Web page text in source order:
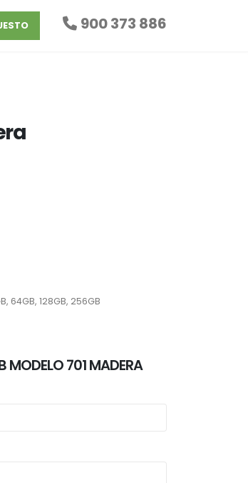
900 373 886
64GB, 128GB, 256GB
MODELO 701 MADERA